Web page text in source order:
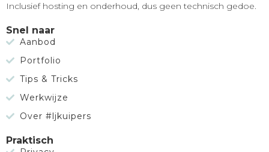
Inclusief hosting en onderhoud, dus geen technisch gedoe.
Snel naar
Aanbod
Portfolio
Tips & Tricks
Werkwijze
Over #ljkuipers
Praktisch